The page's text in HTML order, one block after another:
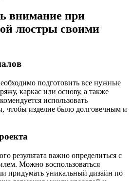
внимание при
люстры своими
подготовить все нужные
каркас или основу, а также
использовать
чтобы изделие было долговечным и
результата важно определиться с
Можно воспользоваться
придумать уникальный дизайн по